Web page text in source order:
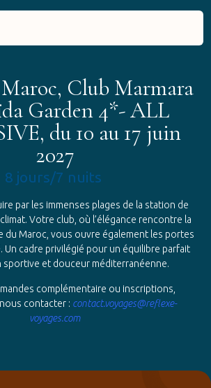
Club Marmara
Garden 4*- ALL
du 10 au 17 juin
2027
8 jours/7 nuits
par les immenses plages de la station de
Votre club, où l’élégance rencontre la
du Maroc, vous ouvre également les portes
Un cadre privilégié pour un équilibre parfait
sportive et douceur méditerranéenne.
complémentaire ou inscriptions,
contacter : contact.voyages@reflexe-
voyages.com